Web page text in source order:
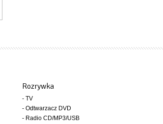
Rozrywka
- TV
- Odtwarzacz DVD
- Radio CD/MP3/USB